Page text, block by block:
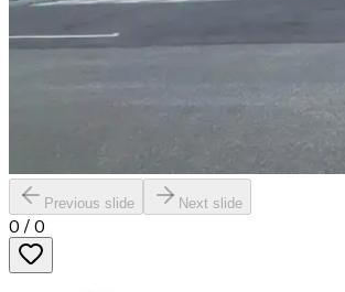
Previous slide Next slide
0 / 0